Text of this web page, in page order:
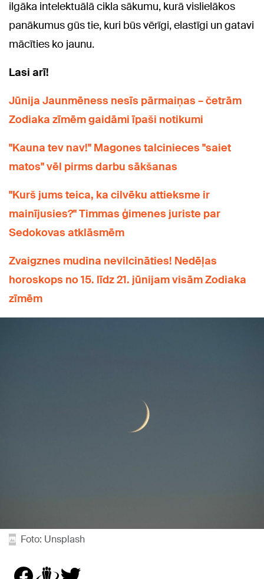
ilgāka intelektuālā cikla sākumu, kurā vislielākos
panākumus gūs tie, kuri būs vērīgi, elastīgi un gatavi
mācīties ko jaunu.
Lasi arī!
Jūnija Jaunmēness nesīs pārmaiņas – četrām
Zodiaka zīmēm gaidāmi īpaši notikumi
"Kauna tev nav!" Magones talcinieces "saiet
matos" vēl pirms darbu sākšanas
"Kurš jums teica, ka cilvēku attieksme ir
mainījusies?" Timmas ģimenes juriste par
Sedokovas atklāsmēm
Zvaigznes mudina nevilcināties! Nedēļas
horoskops no 15. līdz 21. jūnijam visām Zodiaka
zīmēm
Foto: Unsplash